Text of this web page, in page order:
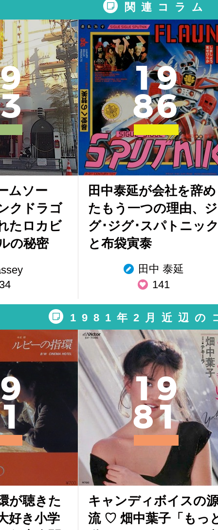
関連コラム
9
3
ムソー
クドラゴ
たロカビ
の秘密
19
86
田中泰延が会社を辞め
たもう一つの理由、ジ
グ･ジグ･スパトニッ
と布袋寅泰
田中 泰延
141
1981年2月近辺の
9
1
が聴きた
好き小学
19
81
キャンディボイスの
流 ♡ 畑中葉子「もっ